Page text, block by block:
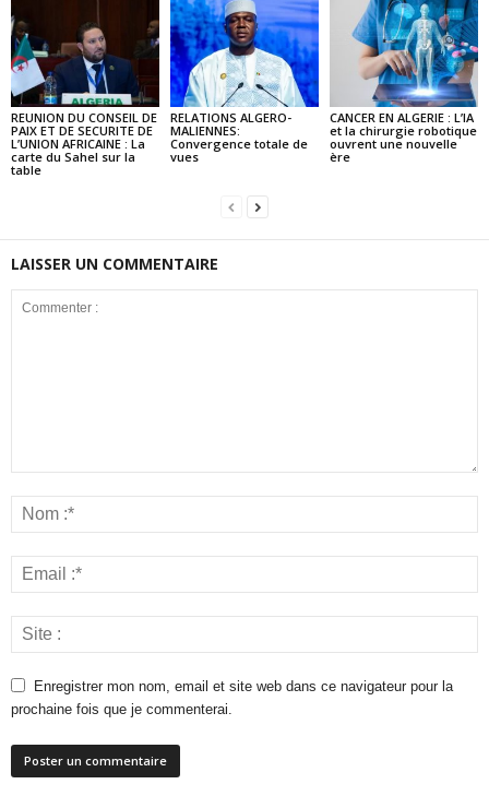
REUNION DU CONSEIL DE
PAIX ET DE SECURITE DE
L’UNION AFRICAINE : La
carte du Sahel sur la
table
RELATIONS ALGERO-
MALIENNES:
Convergence totale de
vues
CANCER EN ALGERIE : L’IA
et la chirurgie robotique
ouvrent une nouvelle
ère
LAISSER UN COMMENTAIRE
Enregistrer mon nom, email et site web dans ce navigateur pour la
prochaine fois que je commenterai.